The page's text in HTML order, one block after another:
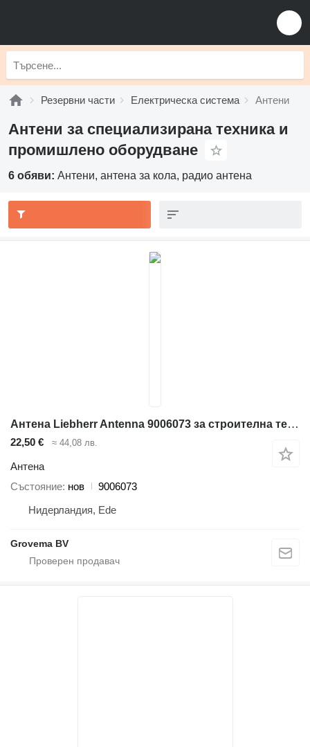
Резервни части Електрическа система Антени
Антени за специализирана техника и
промишлено оборудване
6 обяви: Антени, антена за кола, радио антена
Антена Liebherr Antenna 9006073 за строителна техника
22,50 € ≈ 44,08 лв.
Антена
Състояние нов
9006073
Нидерландия, Ede
Grovema BV